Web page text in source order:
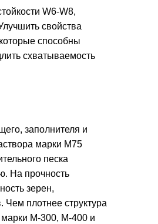
W6-W8,
свойства
способны
схватываемость
заполнителя и
марки М75
песка
На прочность
зерен,
Чем плотнее структура
марки М-300, М-400 и